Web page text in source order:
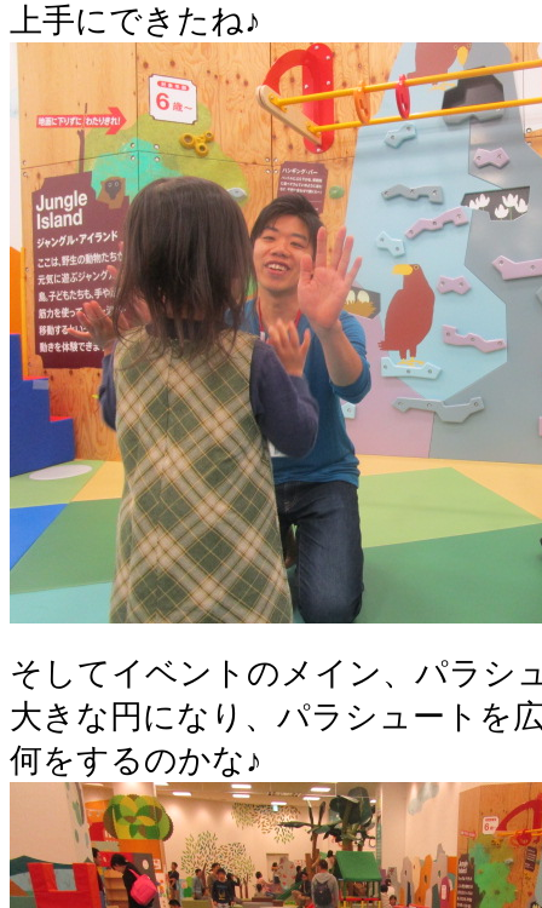
上手にできたね♪
そしてイベントのメイン、パラシ
大きな円になり、パラシュートを
何をするのかな♪